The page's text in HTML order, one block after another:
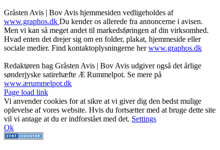
Gråsten Avis | Bov Avis hjemmesiden vedligeholdes af
www.graphos.dk Du kender os allerede fra annoncerne i avisen.
Men vi kan så meget andet til markedsføringen af din virksomhed.
Hvad enten det drejer sig om en folder, plakat, hjemmeside eller
sociale medier. Find kontaktoplysningerne herwww.graphos.dk
Redaktøren bag Gråsten Avis | Bov Avis udgiver også det årlige
sønderjyske satirehæfte Æ Rummelpot. Se mere på
www.ærummelpot.dk
Facebook
Facebook
Facebook
Facebook
Instagram
Instagram
Instagram
LinkedIn
Page load link
Vi anvender cookies for at sikre at vi giver dig den bedst mulige
oplevelse af vores website. Hvis du fortsætter med at bruge dette site
vil vi antage at du er indforstået med det. Settings
Ok